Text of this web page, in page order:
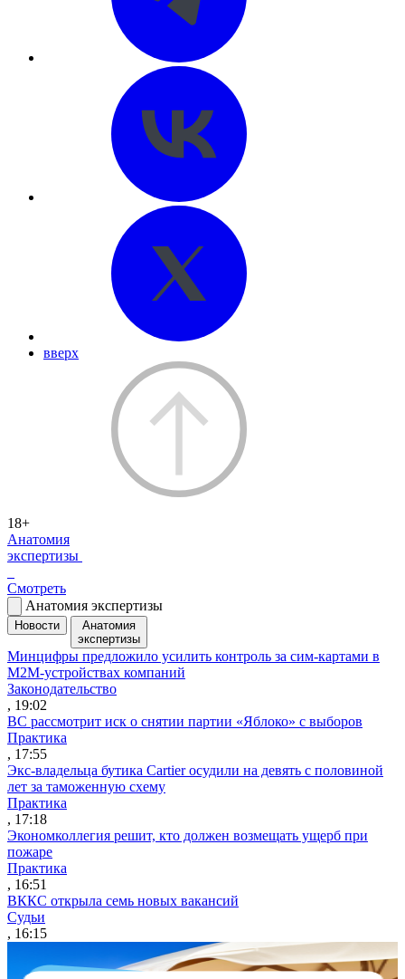
вверх
18+
Анатомия
экспертизы
Смотреть
Анатомия экспертизы
Новости
Анатомия
экспертизы
Минцифры предложило усилить контроль за сим-картами в
M2M-устройствах компаний
Законодательство
, 19:02
ВС рассмотрит иск о снятии партии «Яблоко» с выборов
Практика
, 17:55
Экс-владельца бутика Cartier осудили на девять с половиной
лет за таможенную схему
Практика
, 17:18
Экономколлегия решит, кто должен возмещать ущерб при
пожаре
Практика
, 16:51
ВККС открыла семь новых вакансий
Судьи
, 16:15